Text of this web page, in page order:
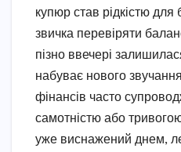
купюр став рідкістю
звичка перевіряти
пізно ввечері
набуває нового
фінансів часто
самотністю або
уже виснажений днем,